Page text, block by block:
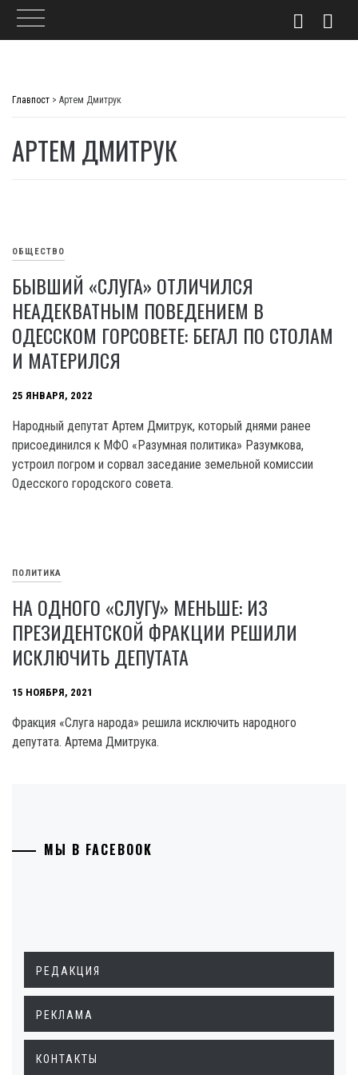
Главпост > Артем Дмитрук
АРТЕМ ДМИТРУК
ОБЩЕСТВО
БЫВШИЙ «СЛУГА» ОТЛИЧИЛСЯ
НЕАДЕКВАТНЫМ ПОВЕДЕНИЕМ В
ОДЕССКОМ ГОРСОВЕТЕ: БЕГАЛ ПО СТОЛАМ
И МАТЕРИЛСЯ
25 ЯНВАРЯ, 2022
Народный депутат Артем Дмитрук, который днями ранее
присоединился к МФО «Разумная политика» Разумкова,
устроил погром и сорвал заседание земельной комиссии
Одесского городского совета.
ПОЛИТИКА
НА ОДНОГО «СЛУГУ» МЕНЬШЕ: ИЗ
ПРЕЗИДЕНТСКОЙ ФРАКЦИИ РЕШИЛИ
ИСКЛЮЧИТЬ ДЕПУТАТА
15 НОЯБРЯ, 2021
Фракция «Слуга народа» решила исключить народного
депутата. Артема Дмитрука.
МЫ В FACEBOOK
РЕДАКЦИЯ
РЕКЛАМА
КОНТАКТЫ